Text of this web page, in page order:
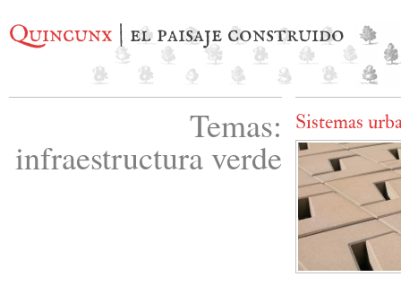
Quincunx | el paisaje construido
Temas:
infraestructura verde
Sistemas